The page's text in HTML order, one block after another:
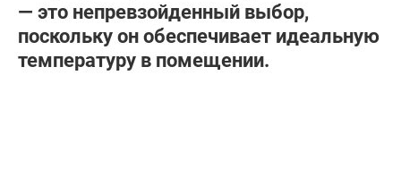
— это непревзойденный выбор,
поскольку он обеспечивает идеальную
температуру в помещении.